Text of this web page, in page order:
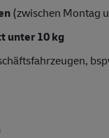
(zwischen Montag
unter 10 kg